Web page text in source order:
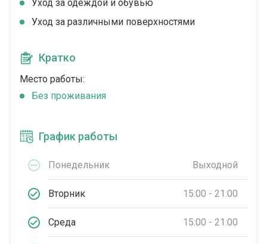
Уход за одеждой и обувью
Уход за различными поверхностями
Кратко
Место работы:
Без проживания
График работы
Понедельник Выходной
Вторник 15:00 - 21:00
Среда 15:00 - 21:00